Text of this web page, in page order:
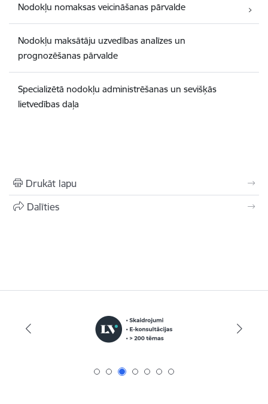
Nodokļu nomaksas veicināšanas pārvalde
Nodokļu maksātāju uzvedības analīzes un
prognozēšanas pārvalde
Specializētā nodokļu administrēšanas un sevišķās
lietvedības daļa
Drukāt lapu
Dalīties